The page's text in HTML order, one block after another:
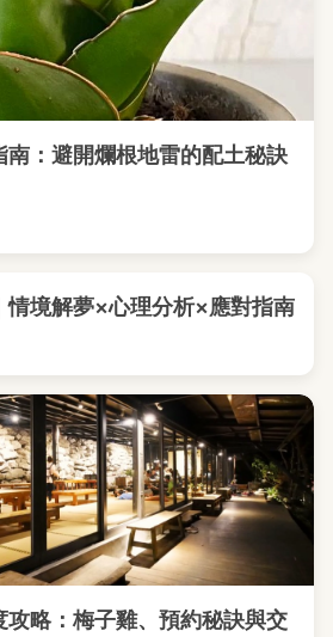
南：避開爛根地雷的配土秘訣
情境解夢×心理分析×應對指南
攻略：梅子雞、預約秘訣與交